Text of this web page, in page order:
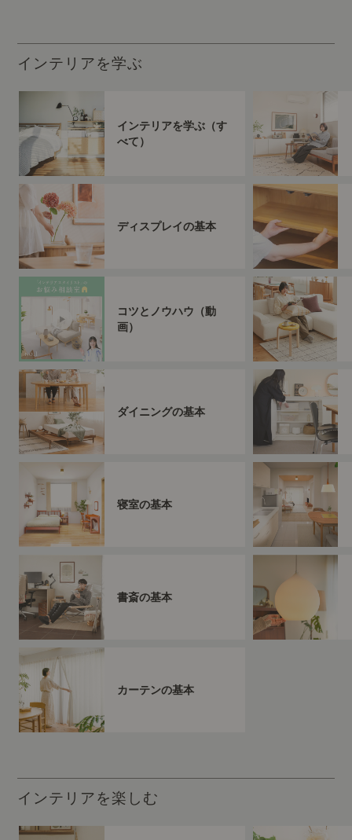
インテリアを学ぶ
インテリアを学ぶ（す
べて）
ディスプレイの基本
コツとノウハウ（動
画）
ダイニングの基本
寝室の基本
書斎の基本
カーテンの基本
インテリアを楽しむ